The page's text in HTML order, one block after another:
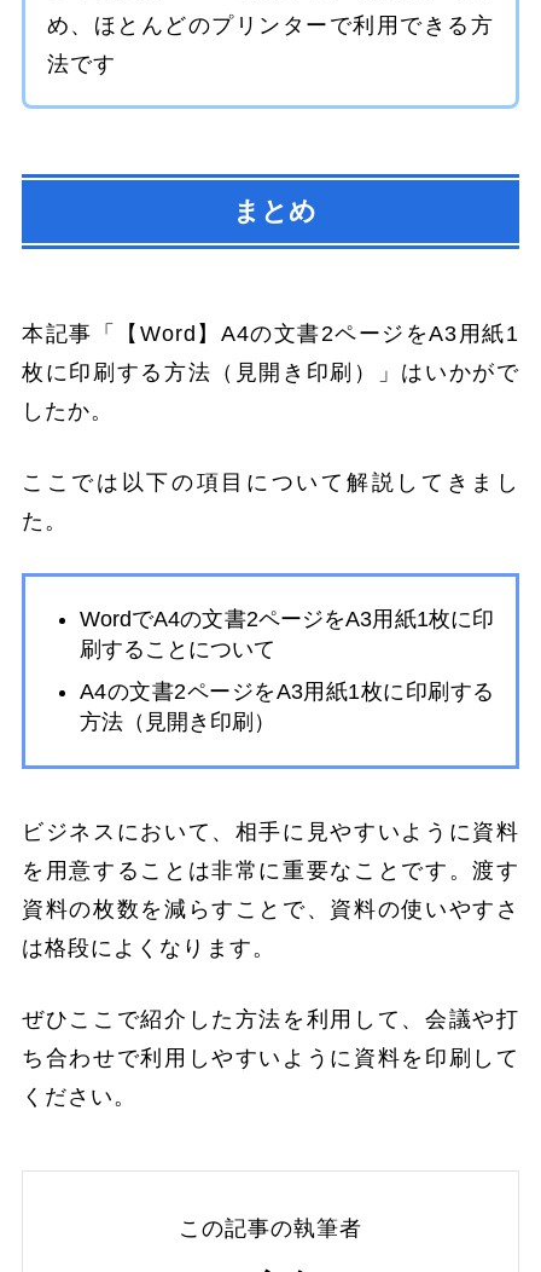
め、ほとんどのプリンターで利用できる方
法です
まとめ
本記事「【Word】A4の文書2ページをA3用紙1
枚に印刷する方法（見開き印刷）」はいかがで
したか。
ここでは以下の項目について解説してきまし
た。
WordでA4の文書2ページをA3用紙1枚に印
刷することについて
A4の文書2ページをA3用紙1枚に印刷する
方法（見開き印刷）
ビジネスにおいて、相手に見やすいように資料
を用意することは非常に重要なことです。渡す
資料の枚数を減らすことで、資料の使いやすさ
は格段によくなります。
ぜひここで紹介した方法を利用して、会議や打
ち合わせで利用しやすいように資料を印刷して
ください。
この記事の執筆者